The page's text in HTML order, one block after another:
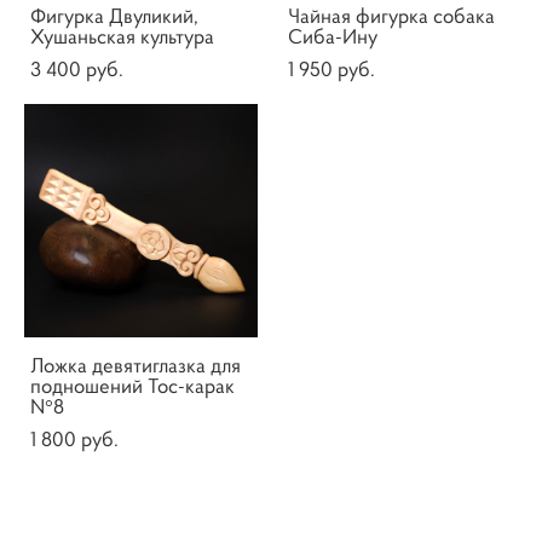
Фигурка Двуликий,
Хушаньская культура
3 400 pуб.
Чайная фигурка собака
Сиба-Ину
1 950 pуб.
Ложка девятиглазка для
подношений Тос-карак
N°8
1 800 pуб.